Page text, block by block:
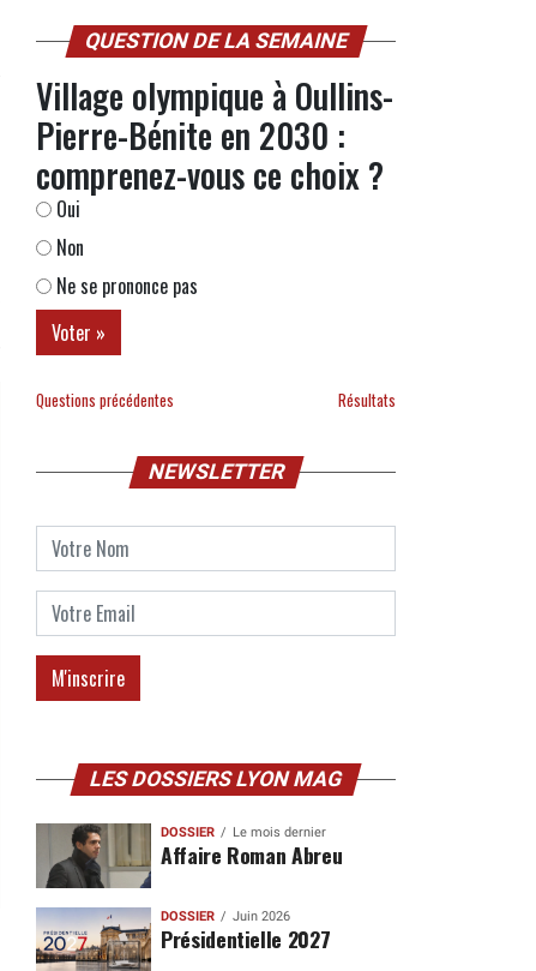
QUESTION DE LA SEMAINE
Village olympique à Oullins-
Pierre-Bénite en 2030 :
comprenez-vous ce choix ?
Oui
Non
Ne se prononce pas
Questions précédentes Résultats
NEWSLETTER
LES DOSSIERS LYON MAG
DOSSIER Le mois dernier
Affaire Roman Abreu
DOSSIER Juin 2026
Présidentielle 2027